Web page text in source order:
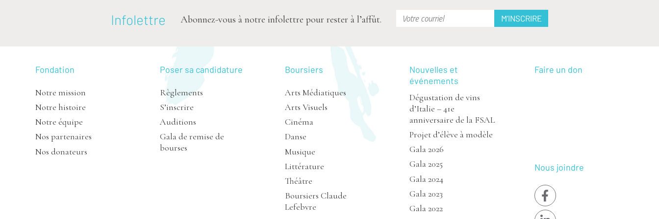
Infolettre Abonnez-vous à notre infolettre pour rester à l’affût.
Fondation
Notre mission
Notre histoire
Notre équipe
Nos partenaires
Nos donateurs
Poser sa candidature
Règlements
S’inscrire
Auditions
Gala de remise de
bourses
Boursiers
Arts Médiatiques
Arts Visuels
Cinéma
Danse
Musique
Littérature
Théâtre
Boursiers Claude
Lefebvre
Nouvelles et
événements
Dégustation de vins
d’Italie – 41e
anniversaire de la FSAL
Projet d’élève à modèle
Gala 2026
Gala 2025
Gala 2024
Gala 2023
Gala 2022
Faire un don
Nous joindre